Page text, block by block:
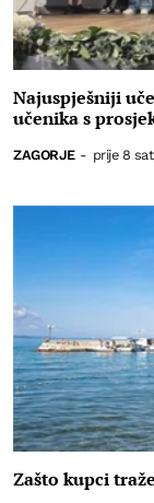
Najuspješniji
učenika s
ZAGORJE - prije 8
Zašto kupci